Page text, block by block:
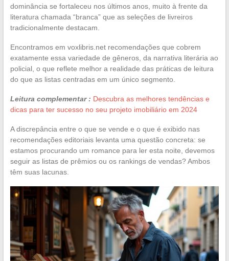
dominância se fortaleceu nos últimos anos, muito à frente da
literatura chamada “branca” que as seleções de livreiros
tradicionalmente destacam.
Encontramos em voxlibris.net recomendações que cobrem
exatamente essa variedade de gêneros, da narrativa literária ao
policial, o que reflete melhor a realidade das práticas de leitura
do que as listas centradas em um único segmento.
Leitura complementar : Descubra as melhores tendências e
dicas para ter sucesso no seu projeto imobiliário em 2024
A discrepância entre o que se vende e o que é exibido nas
recomendações editoriais levanta uma questão concreta: se
estamos procurando um romance para ler esta noite, devemos
seguir as listas de prêmios ou os rankings de vendas? Ambos
têm suas lacunas.